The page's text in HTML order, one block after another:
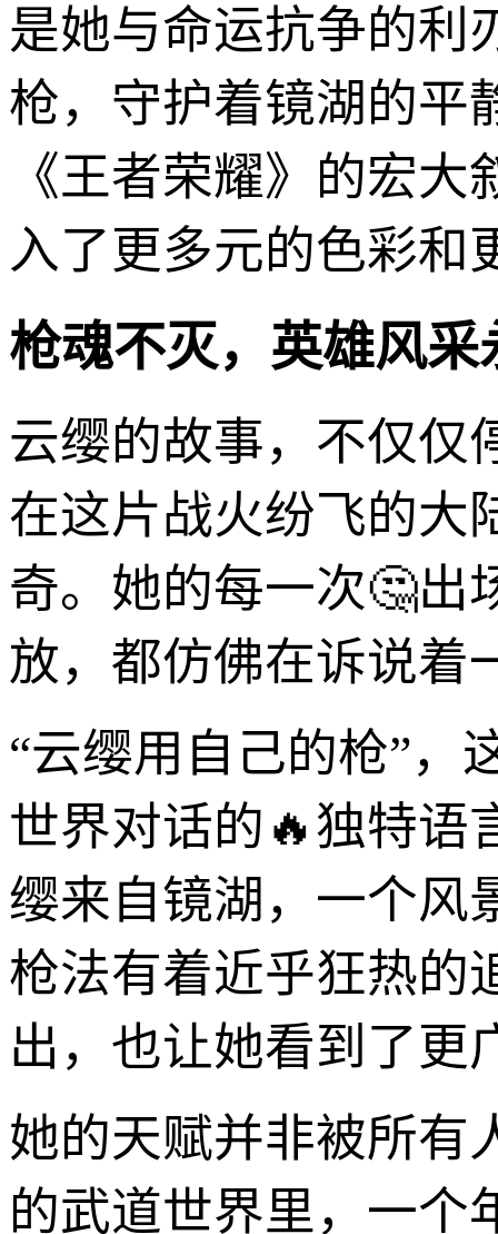
是她与命运抗争的利
枪，守护着镜湖的平
《王者荣耀》的宏
入了更多元的色彩和
枪魂不灭，英雄风采
云缨的故事，不仅仅
在这片战火纷飞的大
奇。她的每一次🤔出
放，都仿佛在诉说着
“云缨用自己的枪”，
世界对话的🔥独特语
缨来自镜湖，一个风
枪法有着近乎狂热的
出，也让她看到了更
她的天赋并非被所有
的武道世界里，一个